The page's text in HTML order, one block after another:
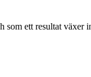
ett resultat växer